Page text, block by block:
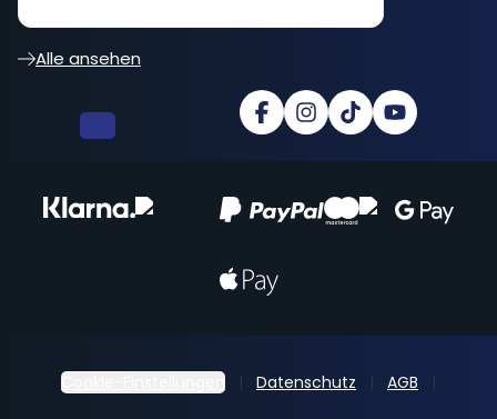
Alle ansehen
Cookie-Einstellungen Datenschutz AGB